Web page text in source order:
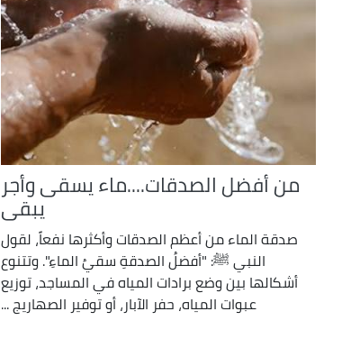
من أفضل الصدقات....ماء يسقى وأجر
يبقى
صدقة الماء من أعظم الصدقات وأكثرها نفعاً، لقول
النبي ﷺ: "أفضلُ الصدقةِ سقيُ الماءِ". وتتنوع
أشكالها بين وضع برادات المياه في المساجد، توزيع
عبوات المياه، حفر الآبار، أو توفير الصهاريج ...